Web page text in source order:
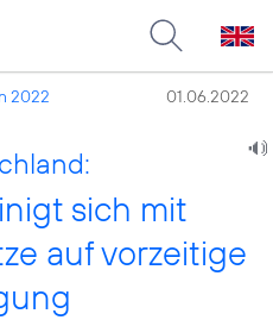
2022 01.06.2022
sich mit
auf vorzeitige